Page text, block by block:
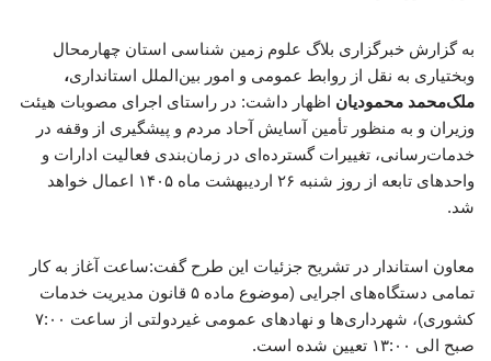
به گزارش خبرگزاری بلاگ علوم زمین شناسی استان چهارمحال
وبختیاری به نقل از روابط عمومی و امور بین‌الملل استانداری،
ملک‌محمد محمودیان اظهار داشت: در راستای اجرای مصوبات هیئت
وزیران و به منظور تأمین آسایش آحاد مردم و پیشگیری از وقفه در
خدمات‌رسانی، تغییرات گسترده‌ای در زمان‌بندی فعالیت ادارات و
واحدهای تابعه از روز شنبه ۲۶ اردیبهشت ماه ۱۴۰۵ اعمال خواهد
شد.
معاون استاندار در تشریح جزئیات این طرح گفت:ساعت آغاز به کار
تمامی دستگاه‌های اجرایی (موضوع ماده ۵ قانون مدیریت خدمات
کشوری)، شهرداری‌ها و نهادهای عمومی غیردولتی از ساعت ۷:۰۰
صبح الی ۱۳:۰۰ تعیین شده است.